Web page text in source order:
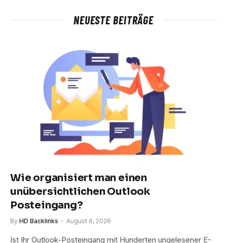
NEUESTE BEITRÄGE
Wie organisiert man einen
unübersichtlichen Outlook
Posteingang?
By HD Backlinks August 6, 2026
Ist Ihr Outlook-Posteingang mit Hunderten ungelesener E-